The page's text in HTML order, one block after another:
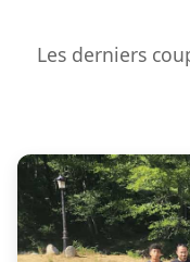
Les derniers